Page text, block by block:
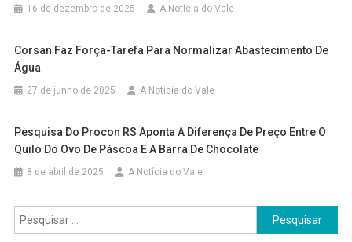
16 de dezembro de 2025 A Notícia do Vale
Corsan Faz Força-Tarefa Para Normalizar Abastecimento De
Água
27 de junho de 2025 A Notícia do Vale
Pesquisa Do Procon RS Aponta A Diferença De Preço Entre O
Quilo Do Ovo De Páscoa E A Barra De Chocolate
8 de abril de 2025 A Notícia do Vale
Pesquisar
por: